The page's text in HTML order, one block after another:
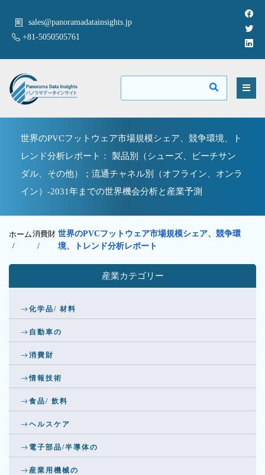
sales@panoramadatainsights.jp
+81-5050505761
世界のPVCフットウェア市場規模シェア、競争環境、ト
レンド分析レポート： 製品別（シューズ、ビーチサン
ダル、その他）；流通チャネル別（オフライン、オンラ
イン）-2031年までの世界機会分析と産業予測
ホーム
/
消費財
/
世界のPVCフットウェア市場規模シェア、競争環
境、トレンド分析レポート
産業カテゴリー
化学品/ 材料
自動車の
消費財
情報技術
食品/ 飲料
ヘルスケア
電子部品/半導体の
産業用機械の